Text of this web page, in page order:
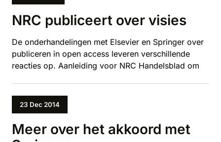
NRC publiceert over visies
De onderhandelingen met Elsevier en Springer over
publiceren in open access leveren verschillende
reacties op. Aanleiding voor NRC Handelsblad om
23 Dec 2014
Meer over het akkoord met